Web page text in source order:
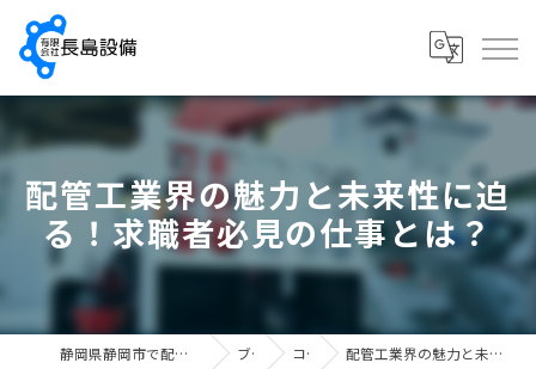
配管工業界の魅力と未来性に迫
る！求職者必見の仕事とは？
静岡県静岡市で配管工の求人なら有限会社長島設備 ブログ コラム 配管工業界の魅力と未来性に迫る！求職者必見の仕事とは？